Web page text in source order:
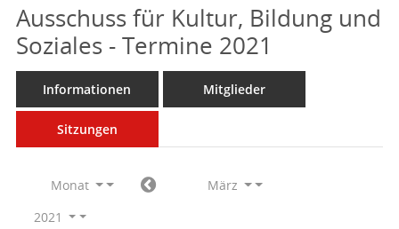
Ausschuss für Kultur, Bildung und
Soziales - Termine 2021
Informationen Mitglieder
Sitzungen
Monat
März
2021